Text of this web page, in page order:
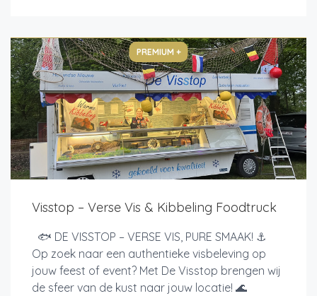
PREMIUM +
Visstop – Verse Vis & Kibbeling Foodtruck
🐟 DE VISSTOP – VERSE VIS, PURE SMAAK! ⚓
Op zoek naar een authentieke visbeleving op
jouw feest of event? Met De Visstop brengen wij
de sfeer van de kust naar jouw locatie! 🌊